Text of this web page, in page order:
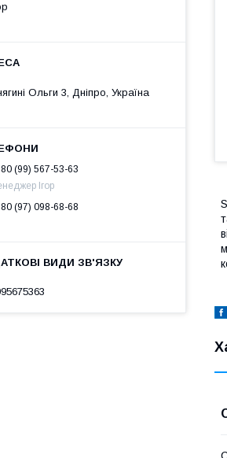
Ольги 3, Дніпро, Україна
(99) 567-53-63
Ігор
(97) 098-68-68